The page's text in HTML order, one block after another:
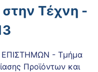
Τέχνη -
- Τμήμα
Προϊόντων και